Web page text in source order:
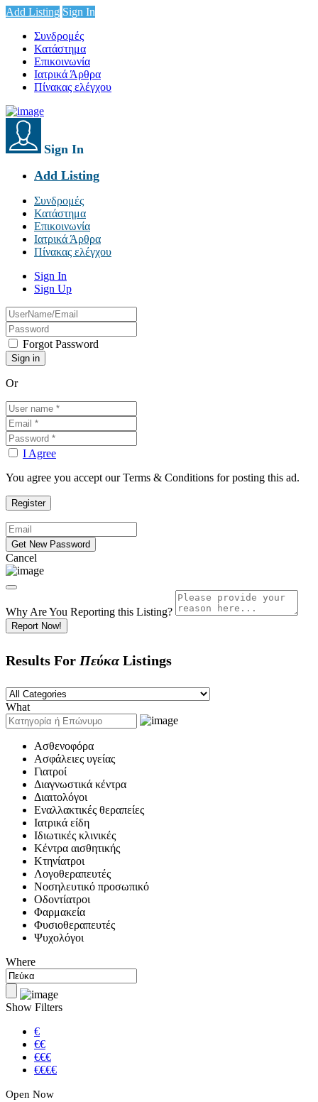
Add Listing Sign In
Συνδρομές
Κατάστημα
Επικοινωνία
Ιατρικά Άρθρα
Πίνακας ελέγχου
Sign In
Add Listing
Συνδρομές
Κατάστημα
Επικοινωνία
Ιατρικά Άρθρα
Πίνακας ελέγχου
Sign In
Sign Up
Forgot Password
Or
I Agree
You agree you accept our Terms & Conditions for posting this ad.
Cancel
Why Are You Reporting this Listing?
Report Now!
Results For ΠεύκαListings
What
Ασθενοφόρα
Ασφάλειες υγείας
Γιατροί
Διαγνωστικά κέντρα
Διαιτολόγοι
Εναλλακτικές θεραπείες
Ιατρικά είδη
Ιδιωτικές κλινικές
Κέντρα αισθητικής
Κτηνίατροι
Λογοθεραπευτές
Νοσηλευτικό προσωπικό
Οδοντίατροι
Φαρμακεία
Φυσιοθεραπευτές
Ψυχολόγοι
Where
Show Filters
€
€€
€€€
€€€€
Open Now